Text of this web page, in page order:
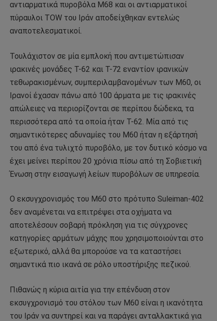
αντιαρματικά πυροβόλα M68 και οι αντιαρματικοί
πύραυλοι TOW του Ιράν αποδείχθηκαν εντελώς
αναποτελεσματικοί.
Τουλάχιστον σε μία εμπλοκή που αντιμετώπισαν
ιρακινές μονάδες T-62 και T-72 εναντίον ιρανικών
τεθωρακισμένων, συμπεριλαμβανομένων των M60, οι
Ιρανοί έχασαν πάνω από 100 άρματα με τις ιρακινές
απώλειες να περιορίζονται σε περίπου δώδεκα, τα
περισσότερα από τα οποία ήταν T-62. Μία από τις
σημαντικότερες αδυναμίες του M60 ήταν η εξάρτησή
του από ένα τυλιχτό πυροβόλο, με τον δυτικό κόσμο να
έχει μείνει περίπου 20 χρόνια πίσω από τη Σοβιετική
Ένωση στην εισαγωγή λείων πυροβόλων σε υπηρεσία.
Ο εκσυγχρονισμός του M60 στο πρότυπο Suleiman-402
δεν αναμένεται να επιτρέψει στα οχήματα να
αποτελέσουν σοβαρή πρόκληση για τις σύγχρονες
κατηγορίες αρμάτων μάχης που χρησιμοποιούνται στο
εξωτερικό, αλλά θα μπορούσε να τα καταστήσει
σημαντικά πιο ικανά σε ρόλο υποστήριξης πεζικού.
Πιθανώς η κύρια αιτία για την επένδυση στον
εκσυγχρονισμό του στόλου των M60 είναι η ικανότητα
του Ιράν να συντηρεί και να παράγει ανταλλακτικά για